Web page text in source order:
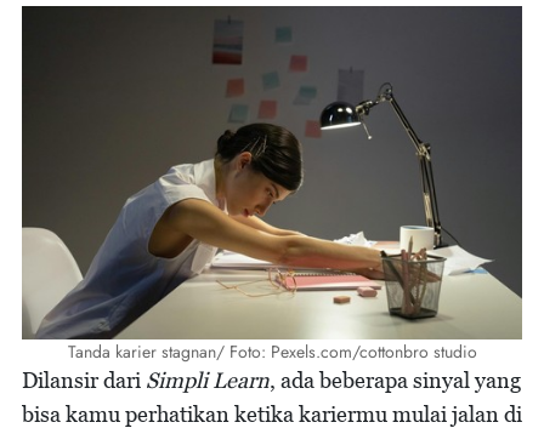
Tanda karier stagnan/ Foto: Pexels.com/cottonbro studio
Dilansir dari Simpli Learn, ada beberapa sinyal yang
bisa kamu perhatikan ketika kariermu mulai jalan di